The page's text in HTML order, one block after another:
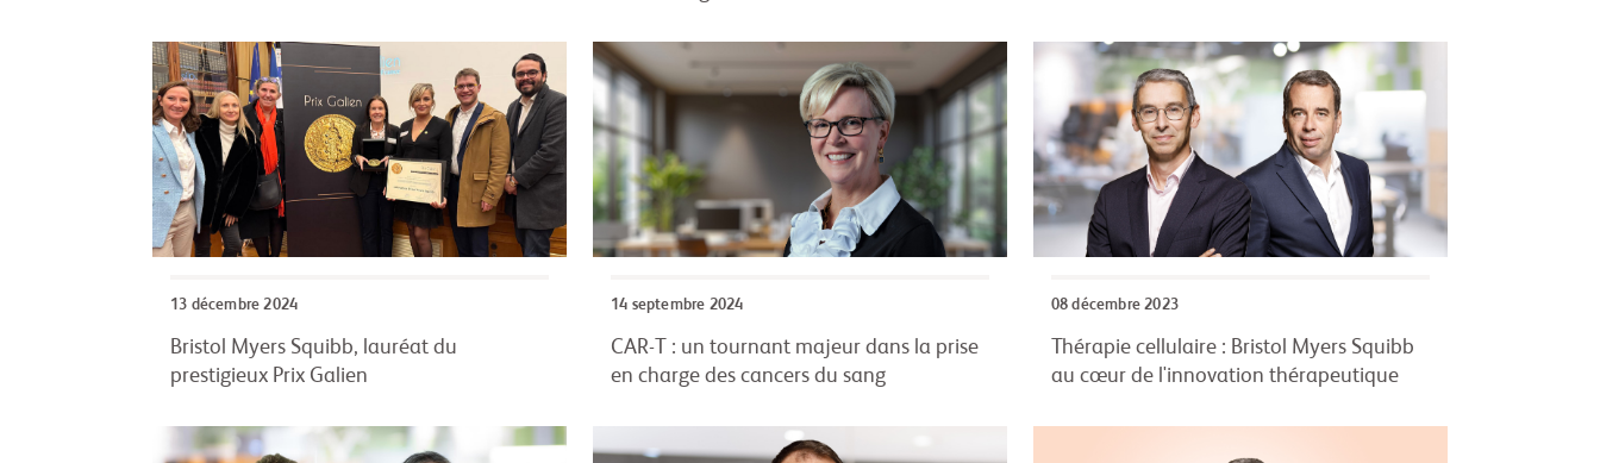
13 décembre 2024
Bristol Myers Squibb, lauréat du
prestigieux Prix Galien
14 septembre 2024
CAR-T : un tournant majeur dans la prise
en charge des cancers du sang
08 décembre 2023
Thérapie cellulaire : Bristol Myers Squibb
au cœur de l'innovation thérapeutique